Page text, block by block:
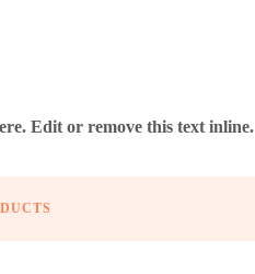
Edit or remove this text inline.
TECH H-5231